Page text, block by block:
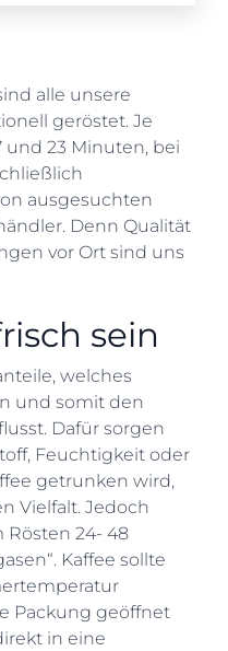
alle unsere
geröstet. Je
und 23 Minuten, bei
ausgesuchten
Denn Qualität
vor Ort sind uns
sein
welches
und somit den
Dafür sorgen
Feuchtigkeit oder
getrunken wird,
Vielfalt. Jedoch
Rösten 24- 48
Kaffee sollte
Packung geöffnet
in eine